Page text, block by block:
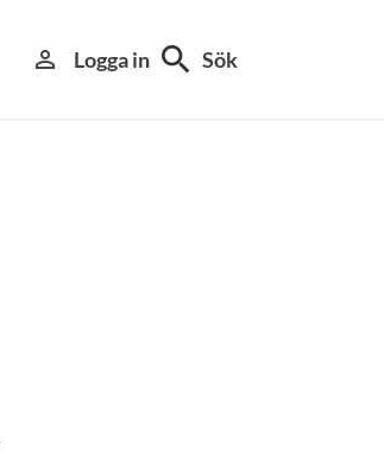
person_outline Logga in search Sök